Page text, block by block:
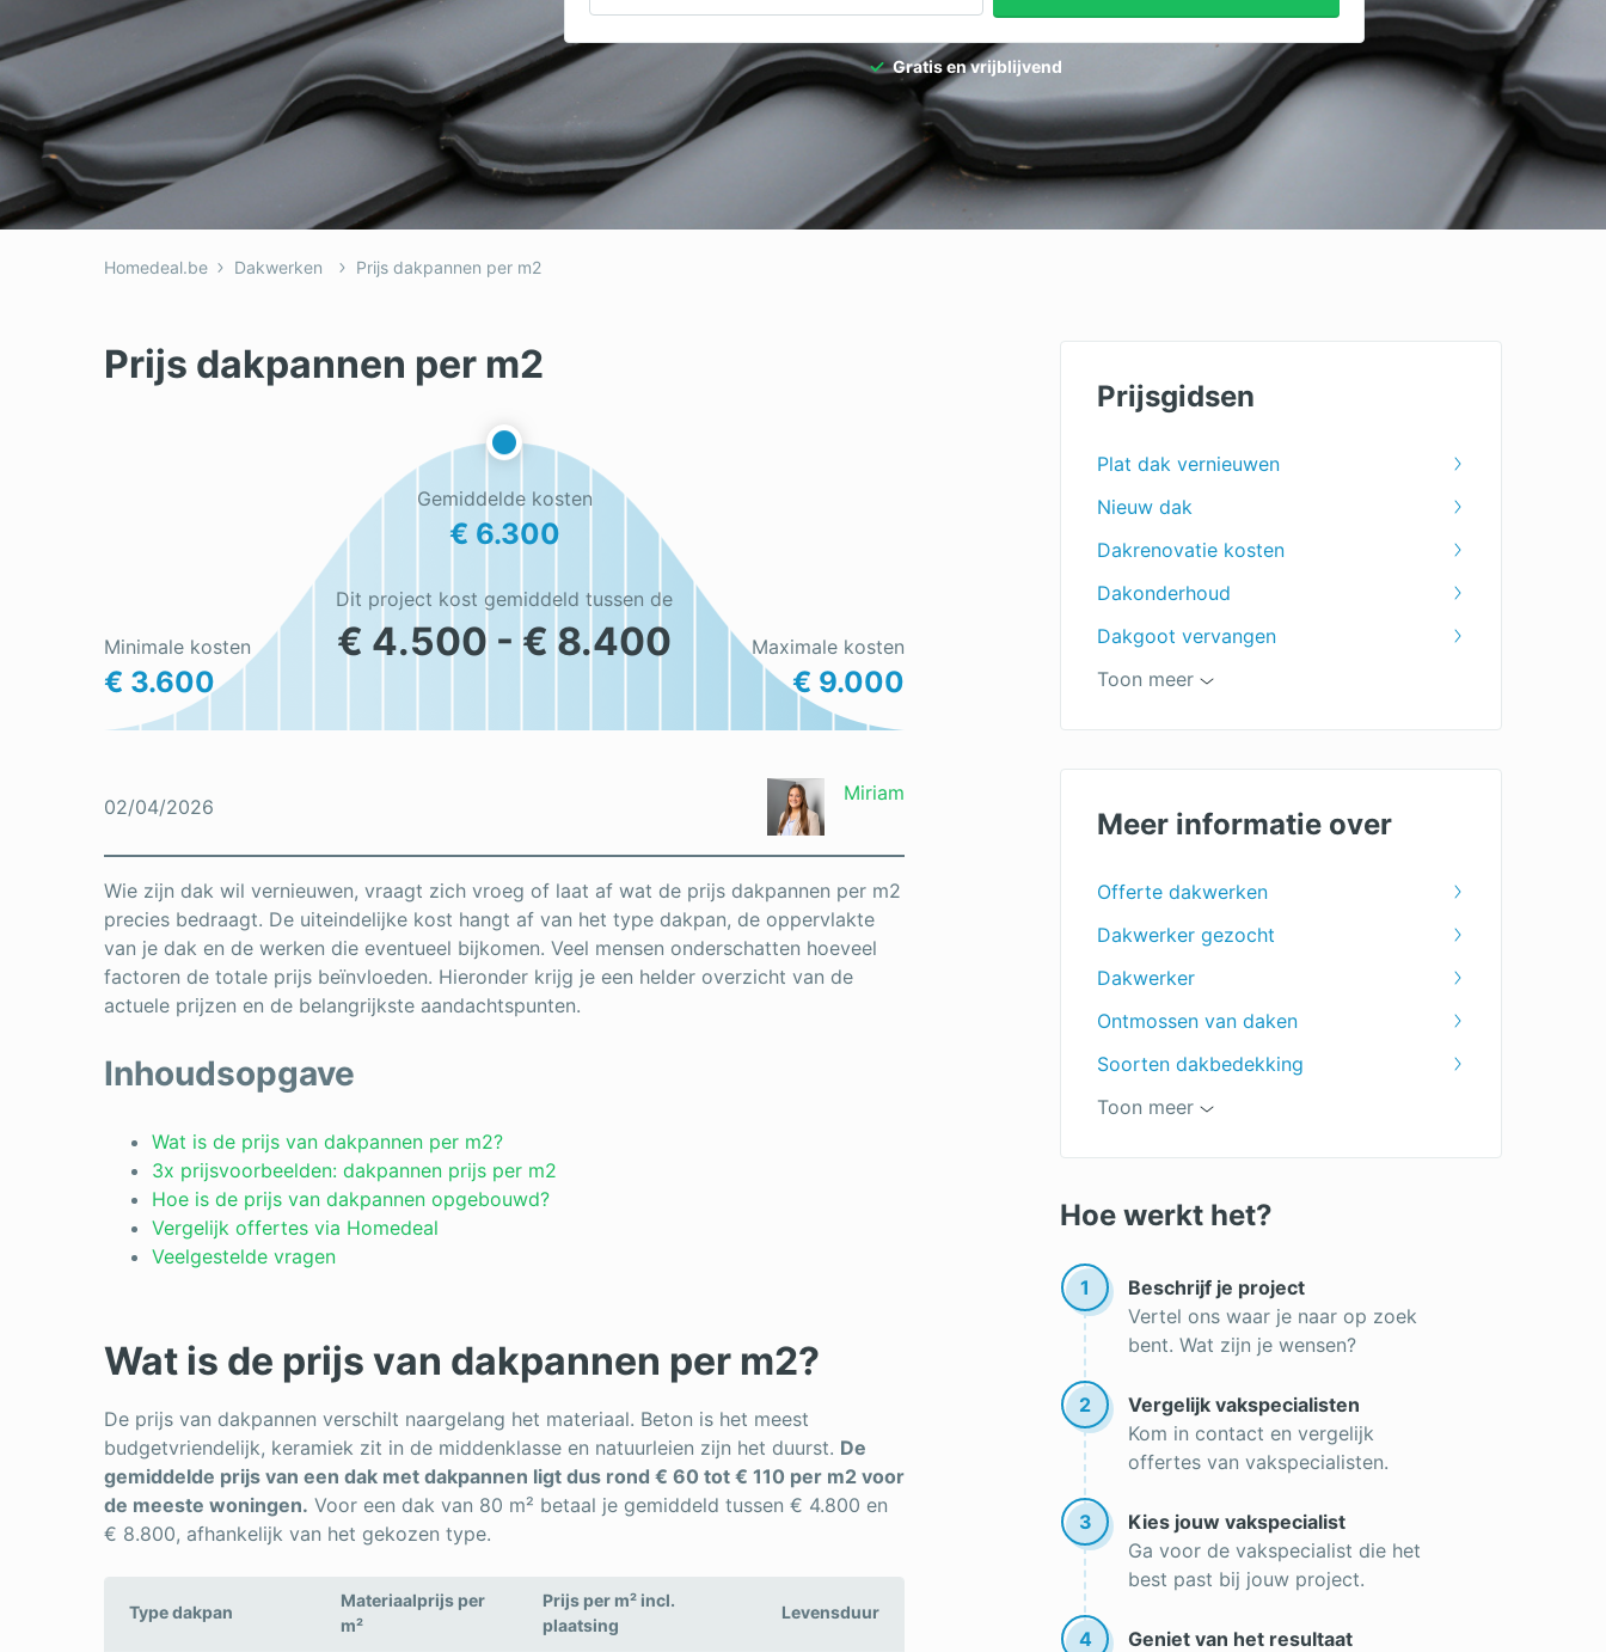
Gratis en vrijblijvend
Homedeal.be Dakwerken Prijs dakpannen per m2
Prijs dakpannen per m2
Minimale kosten
€ 3.600
Gemiddelde kosten
€ 6.300
Maximale kosten
€ 9.000
Dit project kost gemiddeld tussen de
€ 4.500 - € 8.400
02/04/2026
Miriam
Wie zijn dak wil vernieuwen, vraagt zich vroeg of laat af wat de prijs dakpannen per m2
precies bedraagt. De uiteindelijke kost hangt af van het type dakpan, de oppervlakte
van je dak en de werken die eventueel bijkomen. Veel mensen onderschatten hoeveel
factoren de totale prijs beïnvloeden. Hieronder krijg je een helder overzicht van de
actuele prijzen en de belangrijkste aandachtspunten.
Inhoudsopgave
Wat is de prijs van dakpannen per m2?
3x prijsvoorbeelden: dakpannen prijs per m2
Hoe is de prijs van dakpannen opgebouwd?
Vergelijk offertes via Homedeal
Veelgestelde vragen
Wat is de prijs van dakpannen per m2?
De prijs van dakpannen verschilt naargelang het materiaal. Beton is het meest
budgetvriendelijk, keramiek zit in de middenklasse en natuurleien zijn het duurst. De
gemiddelde prijs van een dak met dakpannen ligt dus rond € 60 tot € 110 per m2 voor
de meeste woningen. Voor een dak van 80 m² betaal je gemiddeld tussen € 4.800 en
€ 8.800, afhankelijk van het gekozen type.
Type dakpan
Materiaalprijs per
m²
Prijs per m² incl.
plaatsing
Levensduur
Prijsgidsen
Plat dak vernieuwen
Nieuw dak
Dakrenovatie kosten
Dakonderhoud
Dakgoot vervangen
Groendak
Dakbedekking tuinhuis
PVC dakbedekking
EPDM dakbedekking
Bitumen dakbedekking
Dakpannen
Rieten daken
Toon meer
Meer informatie over
Offerte dakwerken
Dakwerker gezocht
Dakwerker
Ontmossen van daken
Soorten dakbedekking
Soorten dakpannen
Premie dakrenovatie
Roofing
Lichtkoepel op een plat dak
Goedkope dakbedekking
Onderhoud rieten dak
Nieuw dak plaatsen
Dakbedekking vervangen
Toon meer
Hoe werkt het?
1
Beschrijf je project
Vertel ons waar je naar op zoek
bent. Wat zijn je wensen?
2
Vergelijk vakspecialisten
Kom in contact en vergelijk
offertes van vakspecialisten.
3
Kies jouw vakspecialist
Ga voor de vakspecialist die het
best past bij jouw project.
4
Geniet van het resultaat